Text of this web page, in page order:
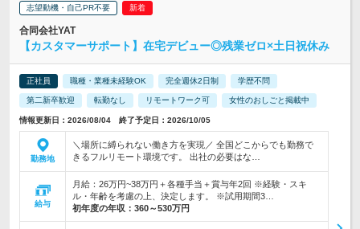
志望動機・自己PR不要
合同会社YAT
【カスタマーサポート】在宅デビュー◎残業ゼロ×土日祝休み
正社員 職種・業種未経験OK 完全週休2日制 学歴不問
第二新卒歓迎 転勤なし リモートワーク可 女性のおしごと掲載中
情報更新日：2026/08/04 終了予定日：2026/10/05
勤務地
＼場所に縛られない働き方を実現／ 全国どこからでも勤務で
きるフルリモート環境です。 出社の必要はな…
給与
月給：26万円~38万円＋各種手当＋賞与年2回 ※経験・スキ
ル・年齢を考慮の上、決定します。 ※試用期間3…
初年度の年収： 360～530万円